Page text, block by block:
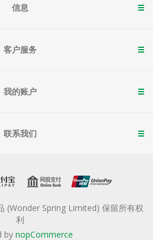
信息
客户服务
我的账户
联系我们
(Wonder Spring Limited) 保留所有权
利
by nopCommerce